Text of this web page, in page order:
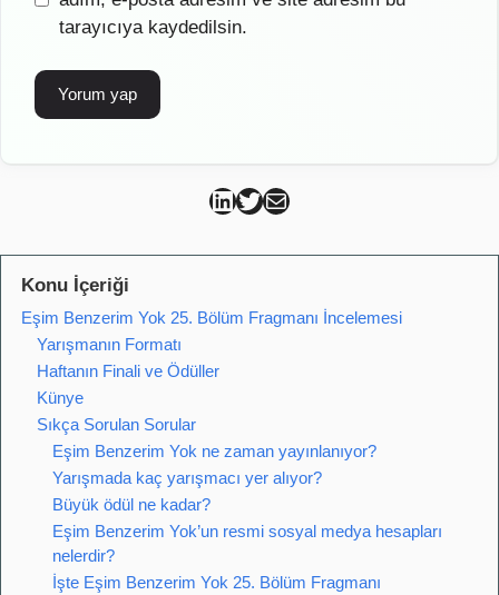
tarayıcıya kaydedilsin.
Can Kütahya Linkedin
Can Kütahya Twitter
Can Kütahya Mail
Konu İçeriği
Eşim Benzerim Yok 25. Bölüm Fragmanı İncelemesi
Yarışmanın Formatı
Haftanın Finali ve Ödüller
Künye
Sıkça Sorulan Sorular
Eşim Benzerim Yok ne zaman yayınlanıyor?
Yarışmada kaç yarışmacı yer alıyor?
Büyük ödül ne kadar?
Eşim Benzerim Yok’un resmi sosyal medya hesapları
nelerdir?
İşte Eşim Benzerim Yok 25. Bölüm Fragmanı